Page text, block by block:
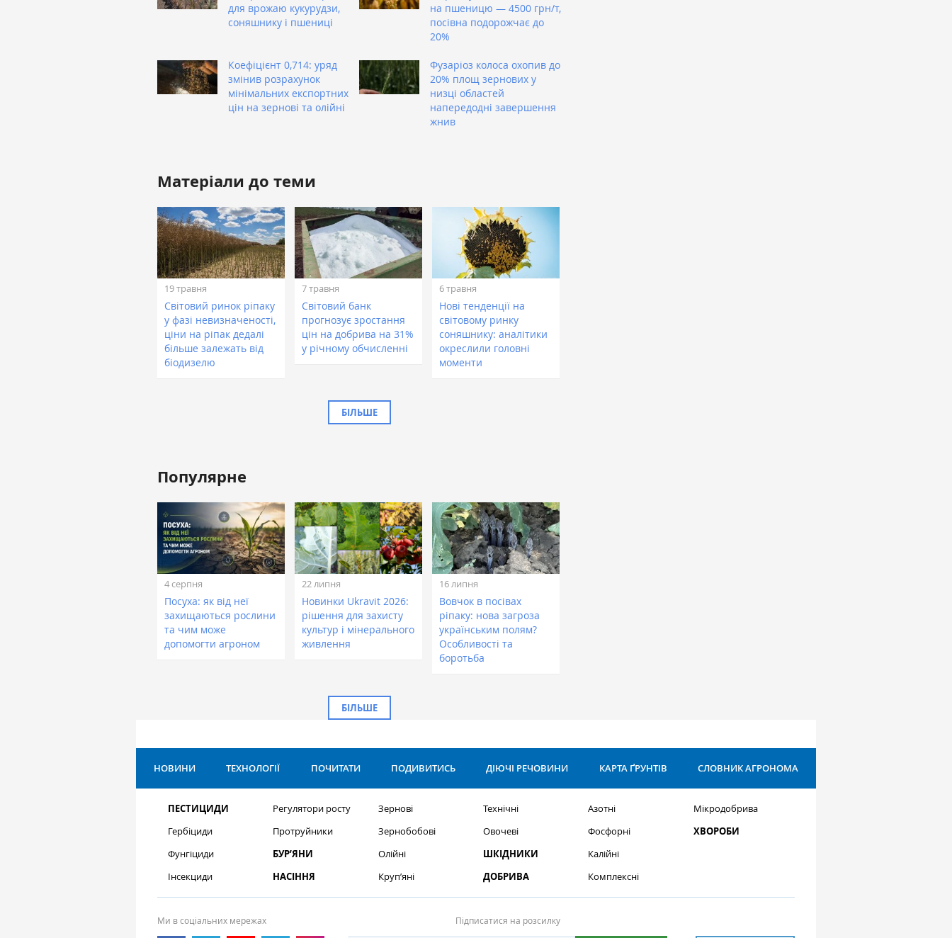
для врожаю кукурудзи,
соняшнику і пшениці
на пшеницю — 4500 грн/т,
посівна подорожчає до
20%
Коефіцієнт 0,714: уряд
змінив розрахунок
мінімальних експортних
цін на зернові та олійні
Фузаріоз колоса охопив до
20% площ зернових у
низці областей
напередодні завершення
жнив
Матеріали до теми
19 травня
Світовий ринок ріпаку
у фазі невизначеності,
ціни на ріпак дедалі
більше залежать від
біодизелю
7 травня
Світовий банк
прогнозує зростання
цін на добрива на 31%
у річному обчисленні
6 травня
Нові тенденції на
світовому ринку
соняшнику: аналітики
окреслили головні
моменти
БІЛЬШЕ
Популярне
4 серпня
Посуха: як від неї
захищаються рослини
та чим може
допомогти агроном
22 липня
Новинки Ukravit 2026:
рішення для захисту
культур і мінерального
живлення
16 липня
Вовчок в посівах
ріпаку: нова загроза
українським полям?
Особливості та
боротьба
БІЛЬШЕ
НОВИНИ ТЕХНОЛОГІЇ ПОЧИТАТИ ПОДИВИТИСЬ ДІЮЧІ РЕЧОВИНИ КАРТА ҐРУНТІВ СЛОВНИК АГРОНОМА
ПЕСТИЦИДИ
Гербіциди
Фунгіциди
Інсекциди
Регулятори росту
Протруйники
БУР’ЯНИ
НАСІННЯ
Зернові
Зернобобові
Олійні
Круп’яні
Технічні
Овочеві
ШКІДНИКИ
ДОБРИВА
Азотні
Фосфорні
Калійні
Комплексні
Мікродобрива
ХВОРОБИ
Ми в соціальних мережах Підписатися на розсилку